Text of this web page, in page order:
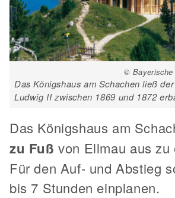
© Bayerische
Das Königshaus am Schachen ließ
Ludwig II zwischen 1869 und 1872
Das Königshaus am
zu Fuß von Ellmau aus zu
Für den Auf- und Abstieg
bis 7 Stunden einplanen.